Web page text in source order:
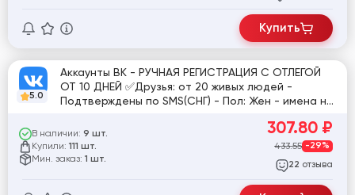
Купить
5.0
Аккаунты ВК - РУЧНАЯ РЕГИСТРАЦИЯ С ОТЛЕГОЙ
ОТ 10 ДНЕЙ ✅Друзья: от 20 живых людей -
Подтверждены по SMS(СНГ) - Пол: Жен - имена на
В наличии: 9 шт.
Купили: 111 шт.
Мин. заказ: 1 шт.
307.80 ₽
433.55 -29%
22 отзыва